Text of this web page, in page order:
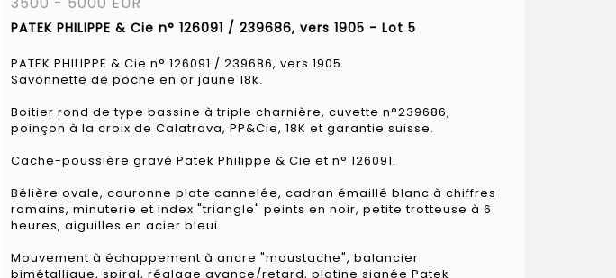
PATEK PHILIPPE & Cie n° 126091 / 239686, vers 1905 - Lot 5
PATEK PHILIPPE & Cie n° 126091 / 239686, vers 1905
Savonnette de poche en or jaune 18k.
Boitier rond de type bassine à triple charnière, cuvette n°239686,
poinçon à la croix de Calatrava, PP&Cie, 18K et garantie suisse.
Cache-poussière gravé Patek Philippe & Cie et n° 126091.
Bélière ovale, couronne plate cannelée, cadran émaillé blanc à chiffres
romains, minuterie et index "triangle" peints en noir, petite trotteuse à 6
heures, aiguilles en acier bleui.
Mouvement à échappement à ancre "moustache", balancier
bimétallique, spiral, réglage avance/retard, platine signée Patek